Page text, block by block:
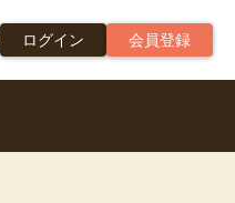
ログイン 会員登録